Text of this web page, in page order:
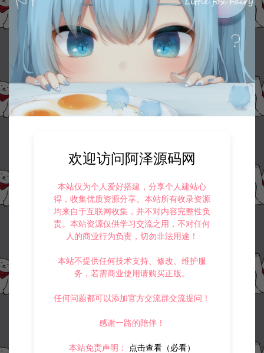
欢迎访问阿泽源码网
本站仅为个人爱好搭建，分享个人建站心
得，收集优质资源分享。本站所有收录资源
均来自于互联网收集，并不对内容完整性负
责。本站资源仅供学习交流之用，不对任何
人的商业行为负责，切勿非法用途！
本站不提供任何技术支持、修改、维护服
务，若需商业使用请购买正版。
任何问题都可以添加官方交流群交流提问！
感谢一路的陪伴！
本站免责声明： 点击查看（必看）